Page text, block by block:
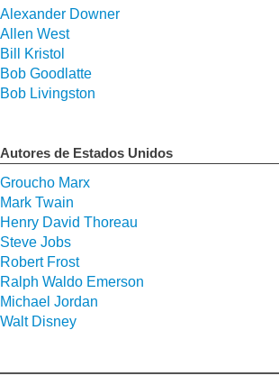
Alexander Downer
Allen West
Bill Kristol
Bob Goodlatte
Bob Livingston
Autores de Estados Unidos
Groucho Marx
Mark Twain
Henry David Thoreau
Steve Jobs
Robert Frost
Ralph Waldo Emerson
Michael Jordan
Walt Disney